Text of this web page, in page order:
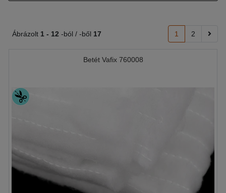
Ábrázolt 1 - 12 -ból / -ből 17 1 2
Betét Vafix 760008